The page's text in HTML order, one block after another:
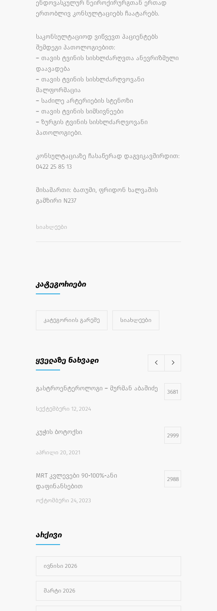
ენდოვასკულურ ნეიროქირურგთან ერთად
ერთობლივ კონსულტაციებს ჩაატარებს.
საკონსულტაციოდ ვიწვევთ პაციენტებს
შემდეგი პათოლოგიებით:
– თავის ტვინის სისხლძარღვთა ანევრიზმული
დაავადება
– თავის ტვინის სისხლძარღვოვანი
მალფორმაცია
– საძილე არტერიების სტენოზი
– თავის ტვინის სიმსივნეები
– ზურგის ტვინის სისხლძარღვოვანი
პათოლოგიები.
კონსულტაციაზე ჩასაწერად დაგვიკავშირდით:
0422 25 85 13
მისამართი: ბათუმი, ფრიდონ ხალვაშის
გამზირი N237
ᲡᲘᲐᲮᲚᲔᲔᲑᲘ
კატეგორიები
ᲙᲐᲢᲔᲒᲝᲠᲘᲘᲡ ᲒᲐᲠᲔᲨᲔ ᲡᲘᲐᲮᲚᲔᲔᲑᲘ
ყველაზე ნახვადი
გასტროენტეროლოგი – მურმან აბაშიძე 3681
ᲡᲔᲥᲢᲔᲛᲑᲔᲠᲘ 12, 2024
კუჭის ბოტოქსი 2999
ᲐᲞᲠᲘᲚᲘ 20, 2021
MRT კვლევები 90-100%-ანი
დაფინანსებით
2988
ᲝᲥᲢᲝᲛᲑᲔᲠᲘ 24, 2023
ᲘᲕᲚᲘᲡᲘ 27, 2022
სიახლე, მუცლის ღრუს მაგნიტურ–
ᲛᲐᲘᲡᲘ 8, 2024
არქივი
ᲘᲕᲜᲘᲡᲘ 2026
ᲛᲐᲠᲢᲘ 2026